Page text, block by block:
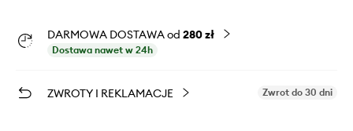
DARMOWA DOSTAWA od 280 zł
Dostawa nawet w 24h
ZWROTY I REKLAMACJE Zwrot do 30 dni